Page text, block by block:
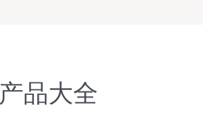
产品大全